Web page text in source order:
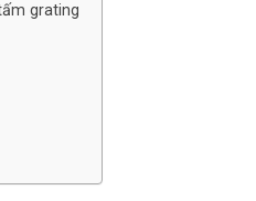
grating